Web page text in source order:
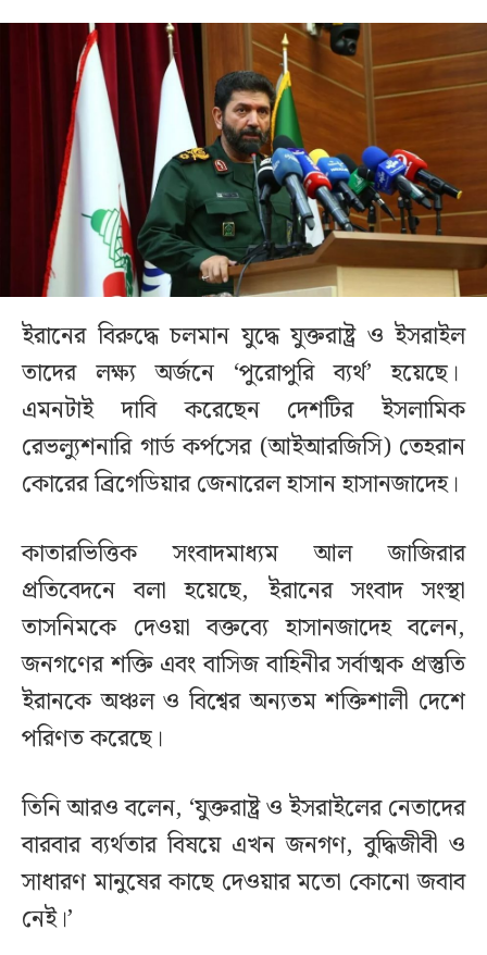
ইরানের বিরুদ্ধে চলমান যুদ্ধে যুক্তরাষ্ট্র ও ইসরাইল
তাদের লক্ষ্য অর্জনে ‘পুরোপুরি ব্যর্থ’ হয়েছে।
এমনটাই দাবি করেছেন দেশটির ইসলামিক
রেভল্যুশনারি গার্ড কর্পসের (আইআরজিসি) তেহরান
কোরের ব্রিগেডিয়ার জেনারেল হাসান হাসানজাদেহ।
কাতারভিত্তিক সংবাদমাধ্যম আল জাজিরার
প্রতিবেদনে বলা হয়েছে, ইরানের সংবাদ সংস্থা
তাসনিমকে দেওয়া বক্তব্যে হাসানজাদেহ বলেন,
জনগণের শক্তি এবং বাসিজ বাহিনীর সর্বাত্মক প্রস্তুতি
ইরানকে অঞ্চল ও বিশ্বের অন্যতম শক্তিশালী দেশে
পরিণত করেছে।
তিনি আরও বলেন, ‘যুক্তরাষ্ট্র ও ইসরাইলের নেতাদের
বারবার ব্যর্থতার বিষয়ে এখন জনগণ, বুদ্ধিজীবী ও
সাধারণ মানুষের কাছে দেওয়ার মতো কোনো জবাব
নেই।’